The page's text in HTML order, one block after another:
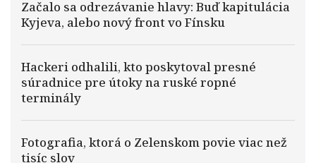
Začalo sa odrezávanie hlavy: Buď kapitulácia
Kyjeva, alebo nový front vo Fínsku
Hackeri odhalili, kto poskytoval presné
súradnice pre útoky na ruské ropné
terminály
Fotografia, ktorá o Zelenskom povie viac než
tisíc slov